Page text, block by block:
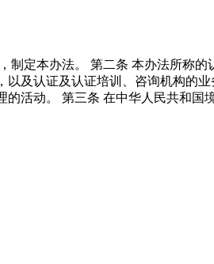
定本办法。 第二条 本办法所称的
及认证及认证培训、咨询机构的
活动。 第三条 在中华人民共和国